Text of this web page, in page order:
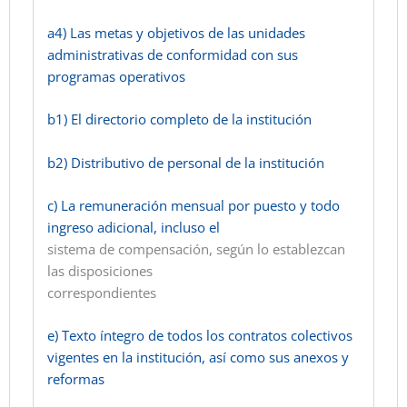
a4) Las metas y objetivos de las unidades
administrativas de conformidad con sus
programas operativos
b1) El directorio completo de la institución
b2) Distributivo de personal de la institución
c) La remuneración mensual por puesto y todo
ingreso adicional, incluso el
sistema de compensación, según lo establezcan
las disposiciones
correspondientes
e) Texto íntegro de todos los contratos colectivos
vigentes en la institución, así como sus anexos y
reformas